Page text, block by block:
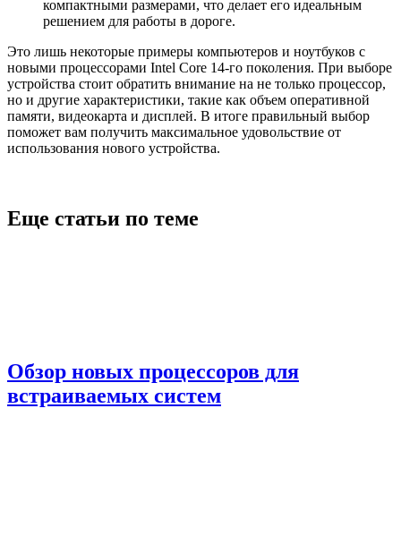
компактными размерами, что делает его идеальным
решением для работы в дороге.
Это лишь некоторые примеры компьютеров и ноутбуков с
новыми процессорами Intel Core 14-го поколения. При выборе
устройства стоит обратить внимание на не только процессор,
но и другие характеристики, такие как объем оперативной
памяти, видеокарта и дисплей. В итоге правильный выбор
поможет вам получить максимальное удовольствие от
использования нового устройства.
Еще статьи по теме
Обзор новых процессоров для
встраиваемых систем